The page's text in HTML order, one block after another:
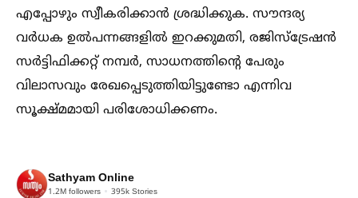
എപ്പോഴും സ്വീകരിക്കാൻ ശ്രദ്ധിക്കുക. സൗന്ദര്യ
വര്‍ധക ഉല്‍പന്നങ്ങളില്‍ ഇറക്കുമതി, രജിസ്‌ട്രേഷന്‍
സര്‍ട്ടിഫിക്കറ്റ് നമ്പര്‍, സാധനത്തിന്റെ പേരും
വിലാസവും രേഖപ്പെടുത്തിയിട്ടുണ്ടോ എന്നിവ
സൂക്ഷ്മമായി പരിശോധിക്കണം.
Sathyam Online
1.2M followers 395k Stories